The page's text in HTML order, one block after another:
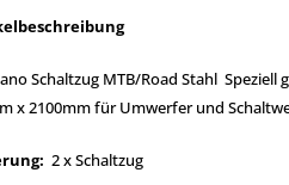
Schaltzug MTB/Road Stahl
x 2100mm für Umwerfer und
2 x Schaltzug